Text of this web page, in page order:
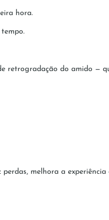
hora.
retrogradação do amido —
melhora a